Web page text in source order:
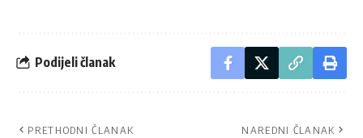
Podijeli članak
PRETHODNI ČLANAK NAREDNI ČLANAK